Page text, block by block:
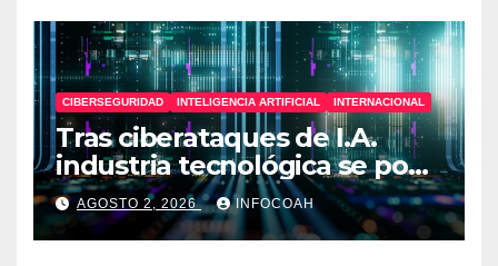
CIBERSEGURIDAD INTELIGENCIA ARTIFICIAL INTERNACIONAL
Tras ciberataques de I.A.
industria tecnológica se pone
en alerta
AGOSTO 2, 2026 INFOCOAH